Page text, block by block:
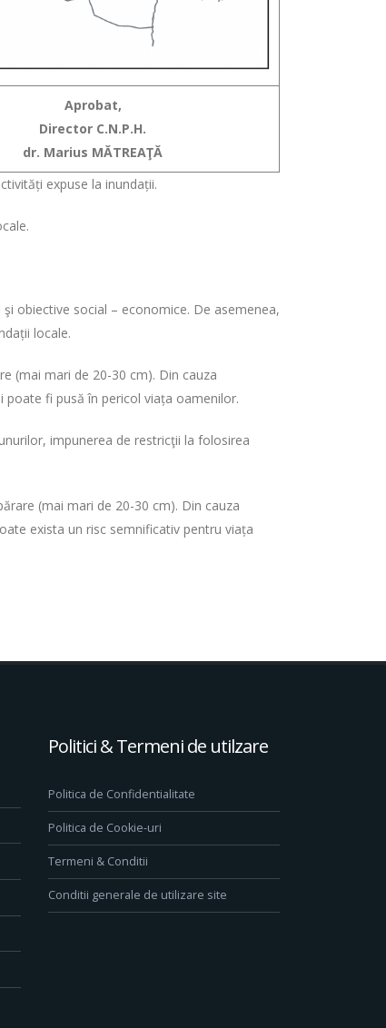
Aprobat,
Director C.N.P.H.
dr. Marius MĂTREAŢĂ
expuse la inundații.
obiective social – economice. De asemenea,
locale.
(mai mari de 20-30 cm). Din cauza
fi pusă în pericol viața oamenilor.
impunerea de restricţii la folosirea
(mai mari de 20-30 cm). Din cauza
exista un risc semnificativ pentru viața
Politici & Termeni de utilzare
Politica de Confidentialitate
Politica de Cookie-uri
Termeni & Conditii
Conditii generale de utilizare site